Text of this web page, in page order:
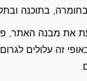
בתוכנה
את מבנה האתר,
זה עלולים